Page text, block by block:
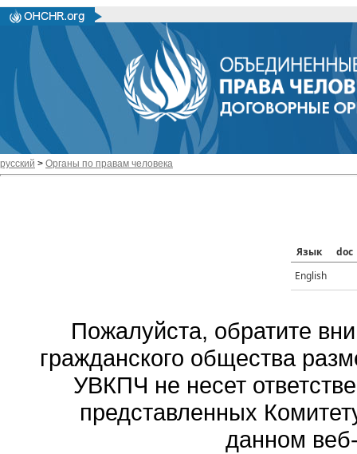
русский > Органы по правам человека
Язык
doc
English
Пожалуйста, обратите
гражданского общества
УВКПЧ не несет
представленных
данном